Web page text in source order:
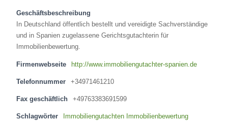
Geschäftsbeschreibung
In Deutschland öffentlich bestellt und vereidigte Sachverständige
und in Spanien zugelassene Gerichtsgutachterin für
Immobilienbewertung.
Firmenwebseite http://www.immobiliengutachter-spanien.de
Telefonnummer +34971461210
Fax geschäftlich +49763383691599
Schlagwörter
Immobiliengutachten Immobilienbewertung